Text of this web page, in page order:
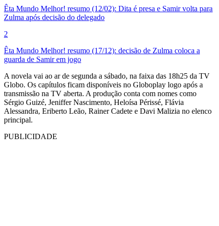
Êta Mundo Melhor! resumo (12/02): Dita é presa e Samir volta para
Zulma após decisão do delegado
2
Êta Mundo Melhor! resumo (17/12): decisão de Zulma coloca a
guarda de Samir em jogo
A novela vai ao ar de segunda a sábado, na faixa das 18h25 da TV
Globo. Os capítulos ficam disponíveis no Globoplay logo após a
transmissão na TV aberta. A produção conta com nomes como
Sérgio Guizé, Jeniffer Nascimento, Heloísa Périssé, Flávia
Alessandra, Eriberto Leão, Rainer Cadete e Davi Malizia no elenco
principal.
PUBLICIDADE